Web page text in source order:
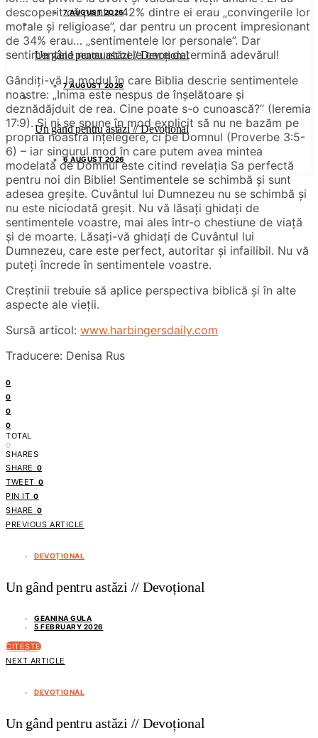
7 AUGUST 2026
Un gând pentru astăzi // Devoțional
7 AUGUST 2026
Un gând pentru astăzi // Devoțional
6 AUGUST 2026
descoperit că pentru 42% dintre ei erau „convingerile lor
morale și religioase”, dar pentru un procent impresionant
de 34% erau… „sentimentele lor personale”. Dar
sentimentele nu sunt cele care determină adevărul!
Gândiți-vă la modul în care Biblia descrie sentimentele
noastre: „Inima este nespus de înșelătoare și
deznădăjduit de rea. Cine poate s-o cunoască?” (Ieremia
17:9). Și ni se spune în mod explicit să nu ne bazăm pe
propria noastră înțelegere, ci pe Domnul (Proverbe 3:5-
6) – iar singurul mod în care putem avea mintea
modelată de Domnul este citind revelația Sa perfectă
pentru noi din Biblie! Sentimentele se schimbă și sunt
adesea greșite. Cuvântul lui Dumnezeu nu se schimbă și
nu este niciodată greșit. Nu vă lăsați ghidați de
sentimentele voastre, mai ales într-o chestiune de viață
și de moarte. Lăsați-vă ghidați de Cuvântul lui
Dumnezeu, care este perfect, autoritar și infailibil. Nu vă
puteți încrede în sentimentele voastre.
Creștinii trebuie să aplice perspectiva biblică și în alte
aspecte ale vieții.
Sursă articol: www.harbingersdaily.com
Traducere: Denisa Rus
0
0
0
0
TOTAL
0
SHARES
SHARE 0
TWEET 0
PIN IT 0
SHARE 0
PREVIOUS ARTICLE
DEVOȚIONAL
Un gând pentru astăzi // Devoțional
GEANINA GULA
5 FEBRUARY 2026
CITEȘTE
NEXT ARTICLE
DEVOȚIONAL
Un gând pentru astăzi // Devoțional